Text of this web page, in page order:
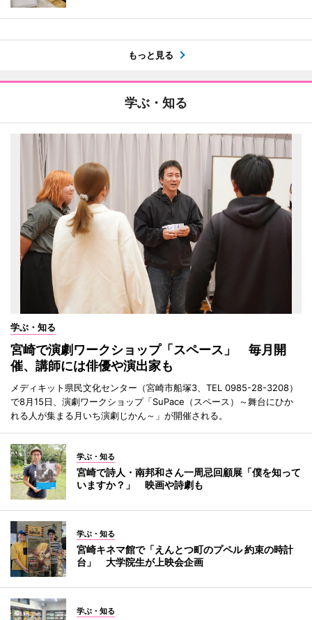
もっと見る
学ぶ・知る
学ぶ・知る
宮崎で演劇ワークショップ「スペース」 毎月開
催、講師には俳優や演出家も
メディキット県民文化センター（宮崎市船塚3、TEL 0985-28-3208）
で8月15日、演劇ワークショップ「SuPace（スペース）～舞台にひか
れる人が集まる月いち演劇じかん～」が開催される。
学ぶ・知る
宮崎で詩人・南邦和さん一周忌回顧展「僕を知って
いますか？」 映画や詩劇も
学ぶ・知る
宮崎キネマ館で「えんとつ町のプペル 約束の時計
台」 大学院生が上映会企画
学ぶ・知る